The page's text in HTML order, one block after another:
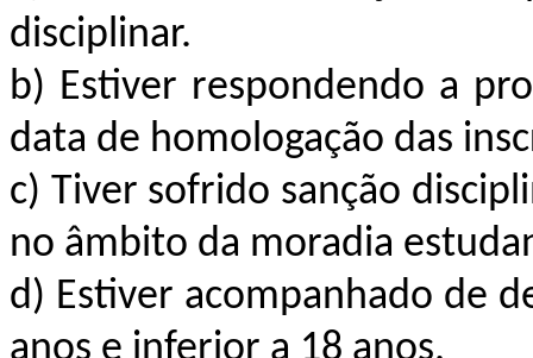
disciplinar.
b) Estiver respondendo a
data de homologação das
c) Tiver sofrido sanção
no âmbito da moradia
d) Estiver acompanhado de
anos e inferior a 18 anos.